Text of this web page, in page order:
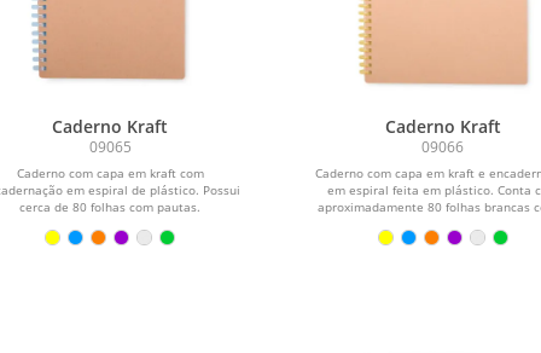
Caderno Kraft
09065
Caderno com capa em kraft com
em espiral de plástico. Possui
cerca de 80 folhas com pautas.
Caderno Kraft
09066
Caderno com capa em kraft e
em espiral feita em plástico. Conta
aproximadamente 80 folhas brancas